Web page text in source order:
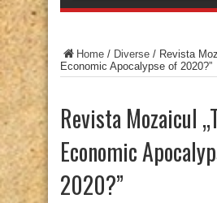
Home / Diverse / Revista
Economic Apocalypse of 2020?”
Revista Mozaicul
Economic
2020?”